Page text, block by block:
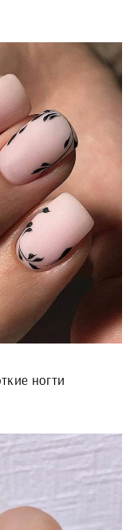
ногти